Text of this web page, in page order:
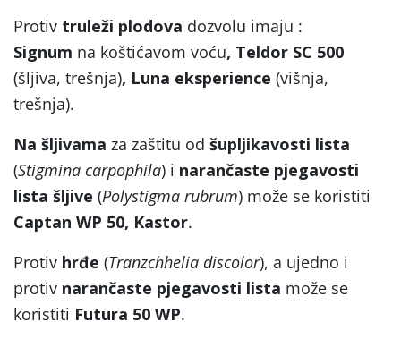
Protiv truleži plodova dozvolu imaju :
Signum na koštićavom voću, Teldor SC 500
(šljiva, trešnja), Luna eksperience (višnja,
trešnja).
Na šljivama za zaštitu od šupljikavosti lista
(Stigmina carpophila) i narančaste pjegavosti
lista šljive (Polystigma rubrum) može se koristiti
Captan WP 50, Kastor.
Protiv hrđe (Tranzchhelia discolor), a ujedno i
protiv narančaste pjegavosti lista može se
koristiti Futura 50 WP.